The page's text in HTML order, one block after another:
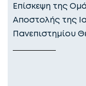
Επίσκεψη της
Αποστολής της
Πανεπιστημίου